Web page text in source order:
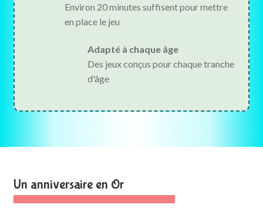
Environ 20 minutes suffisent pour mettre
en place le jeu
Adapté à chaque âge
Des jeux conçus pour chaque tranche
d'âge
Un anniversaire en Or